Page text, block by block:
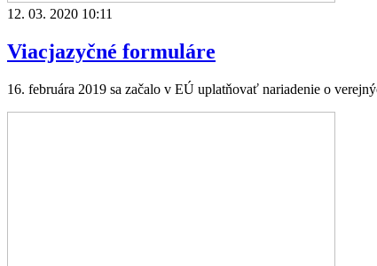
12. 03. 2020 10:11
Viacjazyčné formuláre
16. februára 2019 sa začalo v EÚ uplatňovať nariadenie o